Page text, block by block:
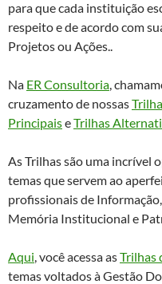
para que cada instituição
respeito e de acordo com
Projetos ou Ações..
Na ER Consultoria,
cruzamento de nossas
PrincipaiseTrilhas
As Trilhas são uma incrível
temas que servem ao
profissionais de
Memória Institucional e
Aqui, você acessa asTrilhas
temas voltados à Gestão